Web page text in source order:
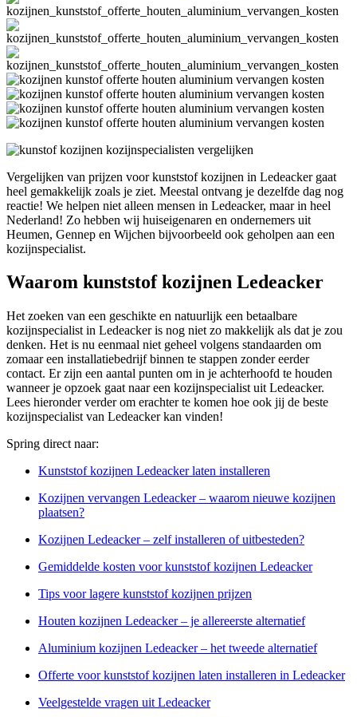
Vergelijken van prijzen voor kunststof kozijnen in Ledeacker gaat
heel gemakkelijk zoals je ziet. Meestal ontvang je dezelfde dag nog
reactie! We helpen niet alleen mensen in Ledeacker, maar in heel
Nederland! Zo hebben wij huiseigenaren en ondernemers uit
Heumen, Gennep en Wijchen bijvoorbeeld ook geholpen aan een
kozijnspecialist.
Waarom kunststof kozijnen Ledeacker
Het zoeken van een geschikte en natuurlijk een betaalbare
kozijnspecialist in Ledeacker is nog niet zo makkelijk als dat je zou
denken. Het is nu eenmaal niet geheel volgens standaarden om
zomaar een installatiebedrijf binnen te stappen zonder eerder
contact. Er zijn een aantal punten om in je achterhoofd te houden
wanneer je opzoek gaat naar een kozijnspecialist uit Ledeacker.
Lees hieronder verder om erachter te komen hoe ook jij de beste
kozijnspecialist van Ledeacker kan vinden!
Spring direct naar:
Kunststof kozijnen Ledeacker laten installeren
Kozijnen vervangen Ledeacker – waarom nieuwe kozijnen
plaatsen?
Kozijnen Ledeacker – zelf installeren of uitbesteden?
Gemiddelde kosten voor kunststof kozijnen Ledeacker
Tips voor lagere kunststof kozijnen prijzen
Houten kozijnen Ledeacker – je allereerste alternatief
Aluminium kozijnen Ledeacker – het tweede alternatief
Offerte voor kunststof kozijnen laten installeren in Ledeacker
Veelgestelde vragen uit Ledeacker